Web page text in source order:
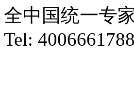
全中国统一专
Tel: